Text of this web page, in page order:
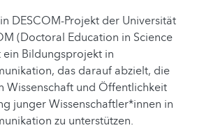
DESCOM-Projekt der Universität
(Doctoral Education in Science
Bildungsprojekt in
das darauf abzielt, die
Wissenschaft und Öffentlichkeit
junger Wissenschaftler*innen in
zu unterstützen.